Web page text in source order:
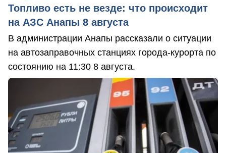
Топливо есть не везде: что происходит
на АЗС Анапы 8 августа
В администрации Анапы рассказали о ситуации
на автозаправочных станциях города-курорта по
состоянию на 11:30 8 августа.